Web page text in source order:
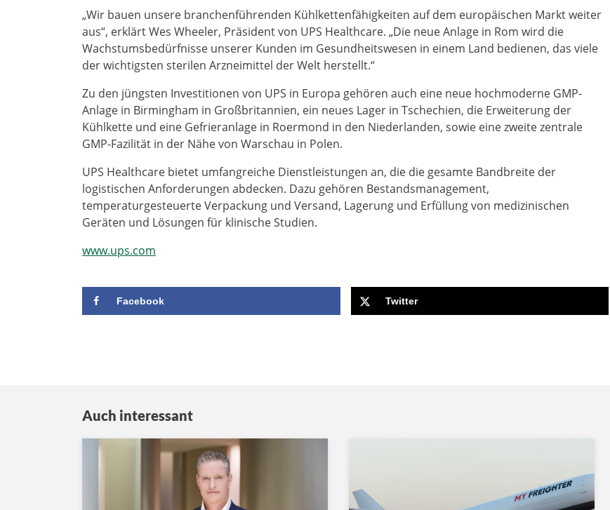
„Wir bauen unsere branchenführenden Kühlkettenfähigkeiten auf dem europäischen Markt weiter
aus“, erklärt Wes Wheeler, Präsident von UPS Healthcare. „Die neue Anlage in Rom wird die
Wachstumsbedürfnisse unserer Kunden im Gesundheitswesen in einem Land bedienen, das viele
der wichtigsten sterilen Arzneimittel der Welt herstellt.“
Zu den jüngsten Investitionen von UPS in Europa gehören auch eine neue hochmoderne GMP-
Anlage in Birmingham in Großbritannien, ein neues Lager in Tschechien, die Erweiterung der
Kühlkette und eine Gefrieranlage in Roermond in den Niederlanden, sowie eine zweite zentrale
GMP-Fazilität in der Nähe von Warschau in Polen.
UPS Healthcare bietet umfangreiche Dienstleistungen an, die die gesamte Bandbreite der
logistischen Anforderungen abdecken. Dazu gehören Bestandsmanagement,
temperaturgesteuerte Verpackung und Versand, Lagerung und Erfüllung von medizinischen
Geräten und Lösungen für klinische Studien.
www.ups.com
Facebook Twitter
Auch interessant